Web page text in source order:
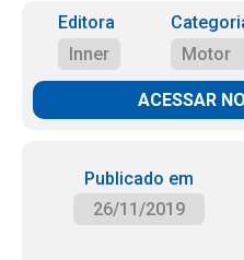
Editora
Inner
Motor
ACESSAR
Publicado em
26/11/2019